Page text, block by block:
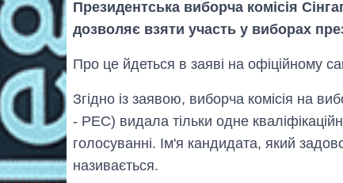
Президентська виборча комісія
дозволяє взяти участь у виборах
Про це йдеться в заяві на офіційному
Згідно із заявою, виборча комісія на
- PEC) видала тільки одне
голосуванні. Ім'я кандидата, який
називається.